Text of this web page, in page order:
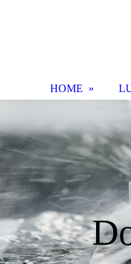
HOME